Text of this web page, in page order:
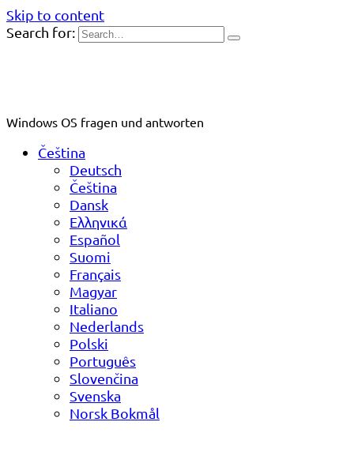
Skip to content
Search for:
Windows OS fragen und antworten
Čeština
Deutsch
Čeština
Dansk
Ελληνικά
Español
Suomi
Français
Magyar
Italiano
Nederlands
Polski
Português
Slovenčina
Svenska
Norsk Bokmål